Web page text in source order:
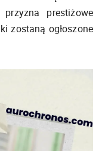
prestiżowe
zostaną ogłoszone